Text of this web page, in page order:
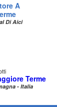
A
Di Aici
Terme
- Italia